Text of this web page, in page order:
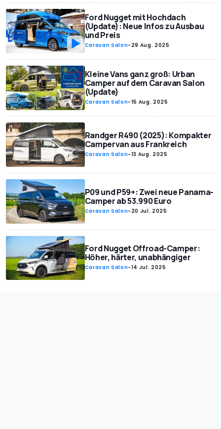
Ford Nugget mit Hochdach
(Update): Neue Infos zu Ausbau
und Preis
Caravan Salon- 29 Aug. 2025
Kleine Vans ganz groß: Urban
Camper auf dem Caravan Salon
(Update)
Caravan Salon-15 Aug. 2025
Randger R490 (2025): Kompakter
Campervan aus Frankreich
Caravan Salon-13 Aug. 2025
P09 und P59+: Zwei neue Panama-
Camper ab 53.990 Euro
Caravan Salon- 20 Jul. 2025
Ford Nugget Offroad-Camper:
Höher, härter, unabhängiger
Caravan Salon-14 Jul. 2025